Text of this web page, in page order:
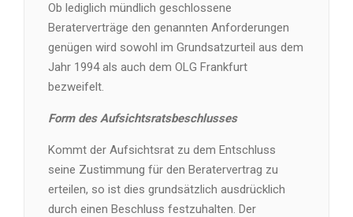
Ob lediglich mündlich geschlossene
Beraterverträge den genannten Anforderungen
genügen wird sowohl im Grundsatzurteil aus dem
Jahr 1994 als auch dem OLG Frankfurt
bezweifelt.
Form des Aufsichtsratsbeschlusses
Kommt der Aufsichtsrat zu dem Entschluss
seine Zustimmung für den Beratervertrag zu
erteilen, so ist dies grundsätzlich ausdrücklich
durch einen Beschluss festzuhalten. Der